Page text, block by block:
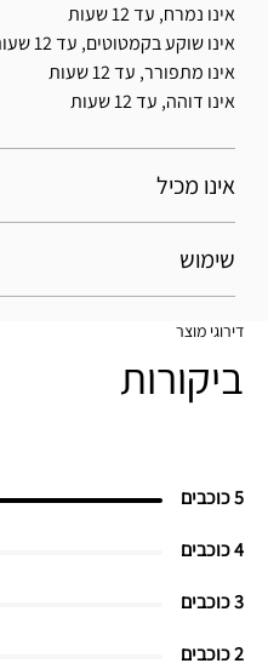
אינו נמרח, עד 12 שעות
אינו שוקע בקמטוטים, עד 12 שעות
אינו מתפורר, עד 12 שעות
אינו דוהה, עד 12 שעות
אינו מכיל
שימוש
דירוגי מוצר
ביקורות
5 כוכבים
4 כוכבים
3 כוכבים
2 כוכבים